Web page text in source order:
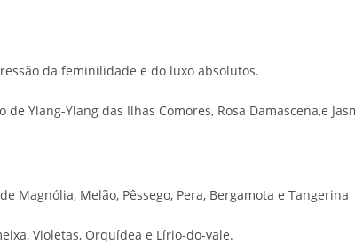
da feminilidade e do luxo absolutos.
Ylang-Ylang das Ilhas Comores, Rosa Damascena,e
Magnólia, Melão, Pêssego, Pera, Bergamota e Tangerina
Violetas, Orquídea e Lírio-do-vale.